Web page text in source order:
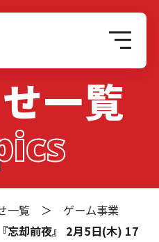
一覧
一覧 ＞ ゲーム事業
忘却前夜』 2月5日(木) 17